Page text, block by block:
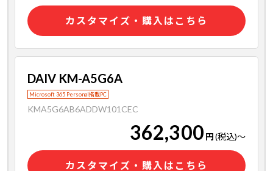
カスタマイズ・購入はこちら
DAIV KM-A5G6A
Microsoft 365 Personal搭載PC
KMA5G6AB6ADDW101CEC
362,300 円(税込)～
カスタマイズ・購入はこちら